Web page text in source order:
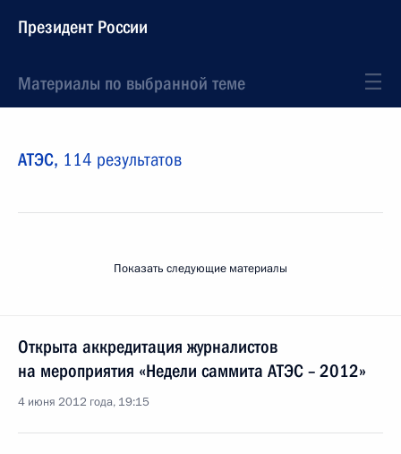
Президент России
Материалы по выбранной теме
АТЭС, 114 результатов
Показать следующие материалы
Открыта аккредитация журналистов
на мероприятия «Недели саммита АТЭС – 2012»
4 июня 2012 года, 19:15